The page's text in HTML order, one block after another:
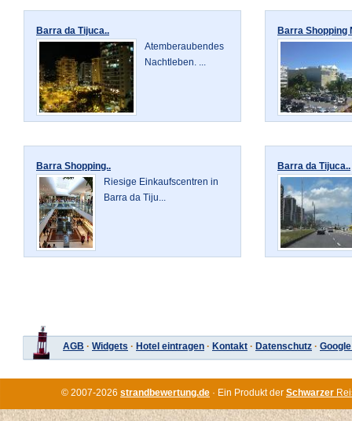
Barra da Tijuca..
Atemberaubendes
Nachtleben. ...
Barra Shopping
Barra Shopping..
Riesige Einkaufscentren in
Barra da Tiju...
Barra da Tijuca..
AGB · Widgets · Hotel eintragen · Kontakt · Datenschutz ·
© 2007-2026 strandbewertung.de · Ein Produkt der Schwarzer